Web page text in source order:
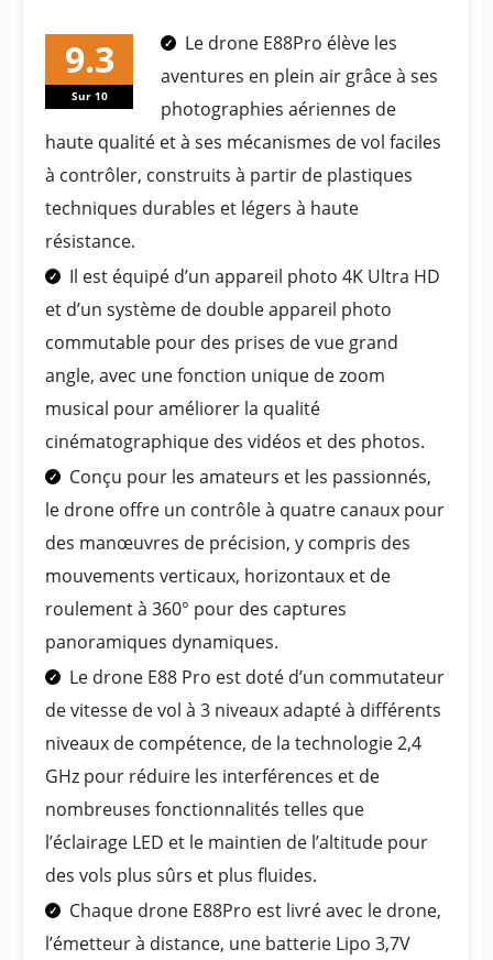
Sur 10
Le drone E88Pro élève les
aventures en plein air grâce à ses
photographies aériennes de
haute qualité et à ses mécanismes de vol faciles
à contrôler, construits à partir de plastiques
techniques durables et légers à haute
résistance.
Il est équipé d’un appareil photo 4K Ultra HD
et d’un système de double appareil photo
commutable pour des prises de vue grand
angle, avec une fonction unique de zoom
musical pour améliorer la qualité
cinématographique des vidéos et des photos.
Conçu pour les amateurs et les passionnés,
le drone offre un contrôle à quatre canaux pour
des manœuvres de précision, y compris des
mouvements verticaux, horizontaux et de
roulement à 360° pour des captures
panoramiques dynamiques.
Le drone E88 Pro est doté d’un commutateur
de vitesse de vol à 3 niveaux adapté à différents
niveaux de compétence, de la technologie 2,4
GHz pour réduire les interférences et de
nombreuses fonctionnalités telles que
l’éclairage LED et le maintien de l’altitude pour
des vols plus sûrs et plus fluides.
Chaque drone E88Pro est livré avec le drone,
l’émetteur à distance, une batterie Lipo 3,7V